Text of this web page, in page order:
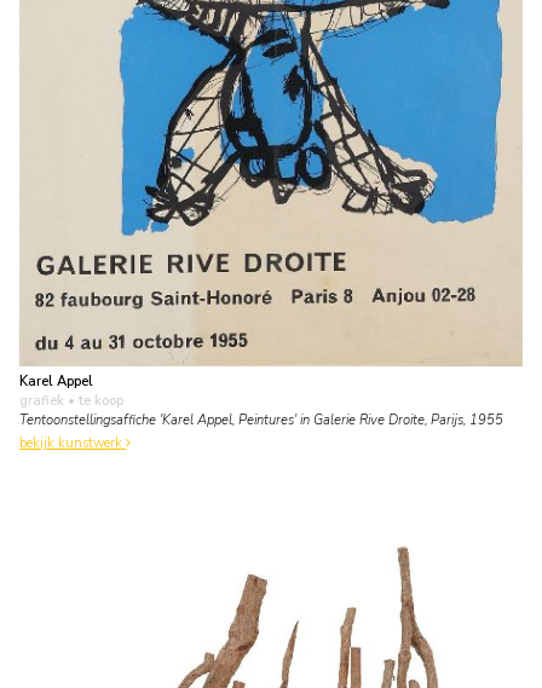
Karel Appel
grafiek • te koop
Tentoonstellingsaffiche 'Karel Appel, Peintures' in Galerie Rive Droite, Parijs, 1955
bekijk kunstwerk